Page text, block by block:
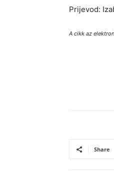
Prijevod:
A cikk az
Share